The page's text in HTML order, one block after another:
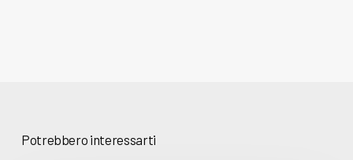
Potrebbero interessarti